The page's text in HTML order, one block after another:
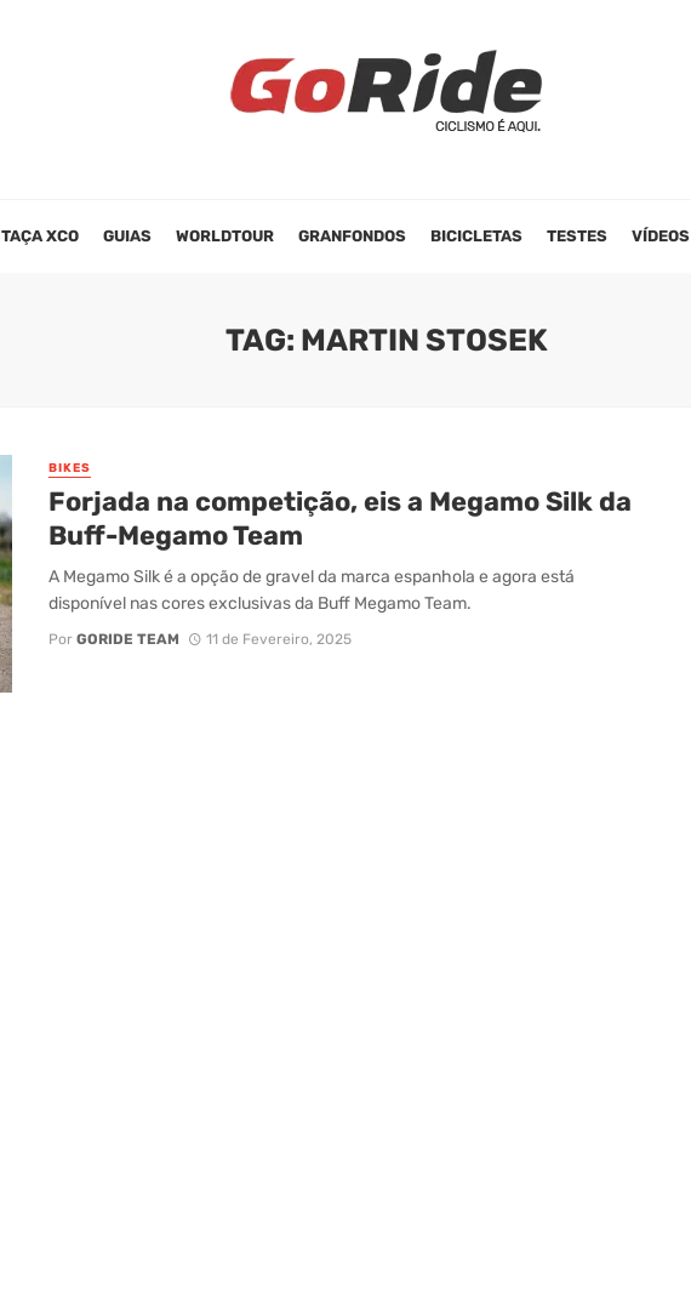
TAÇA XCO GUIAS WORLDTOUR GRANFONDOS BICICLETAS TESTES VÍDEOS
TAG: MARTIN STOSEK
BIKES
Forjada na competição, eis a Megamo Silk da
Buff-Megamo Team
A Megamo Silk é a opção de gravel da marca espanhola e agora está
disponível nas cores exclusivas da Buff Megamo Team.
Por GORIDE TEAM 11 de Fevereiro, 2025